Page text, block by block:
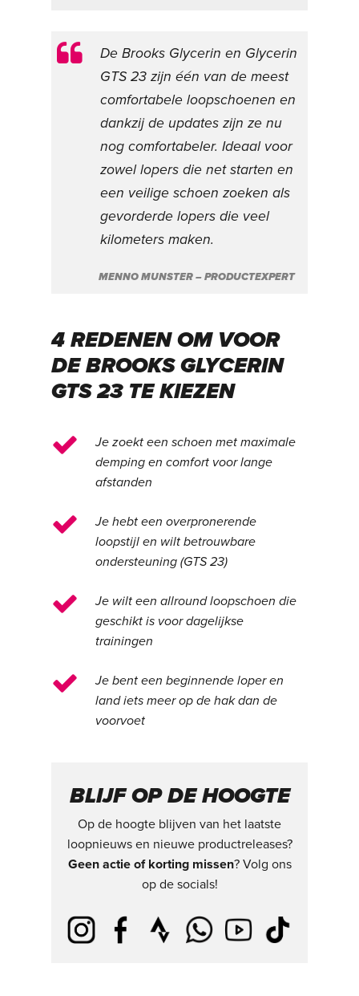
De Brooks Glycerin en Glycerin
GTS 23 zijn één van de meest
comfortabele loopschoenen en
dankzij de updates zijn ze nu
nog comfortabeler.Ideaal voor
zowel lopers die net starten en
een veilige schoen zoeken als
gevorderde lopers die veel
kilometers maken.
MENNO MUNSTER – PRODUCTEXPERT
4 REDENEN OM VOOR
DE BROOKS GLYCERIN
GTS 23 TE KIEZEN
Je zoekt een schoen met maximale
demping en comfort voor lange
afstanden
Je hebt een overpronerende
loopstijl en wilt betrouwbare
ondersteuning (GTS 23)
Je wilt een allround loopschoen die
geschikt is voor dagelijkse
trainingen
Je bent een beginnende loper en
land iets meer op de hak dan de
voorvoet
BLIJF OP DE HOOGTE
Op de hoogte blijven van het laatste
loopnieuws en nieuwe productreleases?
Geen actie of korting missen? Volg ons
op de socials!